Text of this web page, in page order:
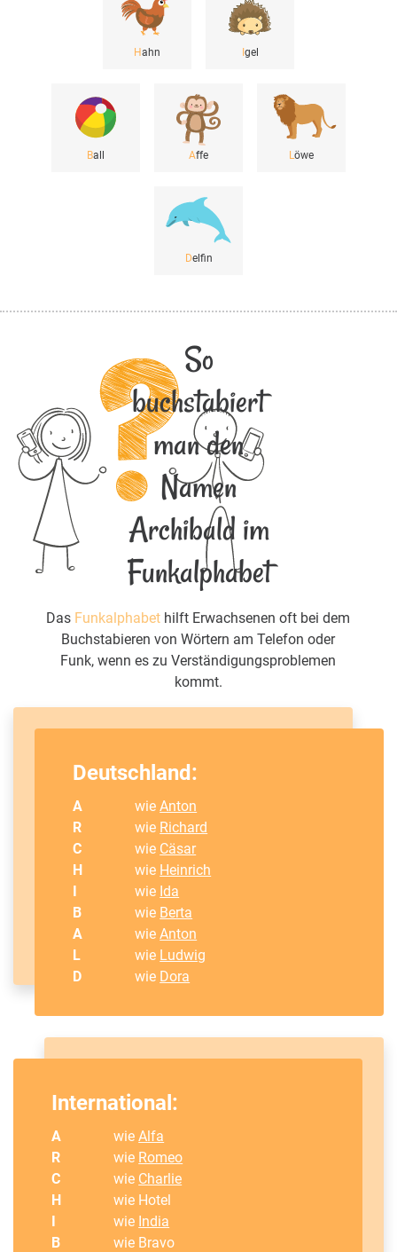
Hahn Igel
Ball Affe L öwe
Delfin
So
buchstabiert
man den
Namen
Archibald im
Funkalphabet
Das Funkalphabet hilft Erwachsenen oft bei dem
Buchstabieren von Wörtern am Telefon oder
Funk, wenn es zu Verständigungsproblemen
kommt.
Deutschland:
A wieAnton
R
wie Richard
C
wie Cäsar
H
wie Heinrich
I
wie Ida
B
wie Berta
A
wieAnton
L
wie Ludwig
D
wie Dora
International:
A wieAlfa
R
wie Romeo
C
wie Charlie
H
wie Hotel
I
wie India
B
wie Bravo